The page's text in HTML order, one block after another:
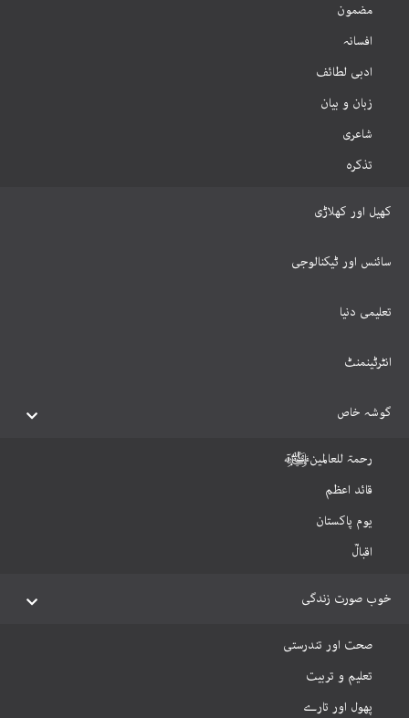
مضمون
افسانہ
ادبی لطائف
زبان و بیان
شاعری
تذکرہ
کھیل اور کھلاڑی
سائنس اور ٹیکنالوجی
تعلیمی دنیا
انٹرٹینمنٹ
گوشہ خاص
رحمۃ للعالمینﷺ
قائد اعظم
یوم پاکستان
اقبالؒ
خوب صورت زندگی
صحت اور تندرستی
تعلیم و تربیت
پھول اور تارے